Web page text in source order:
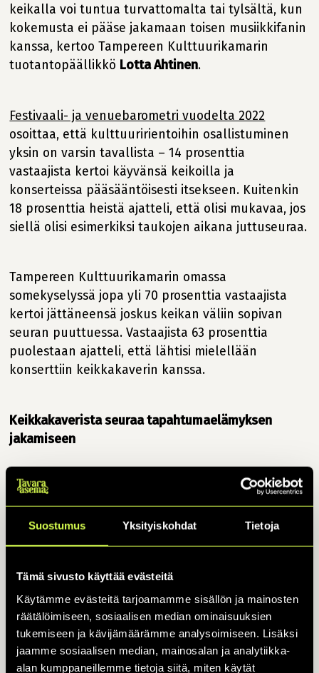
Suostumus Yksityiskohdat Tietoja
Tämä sivusto käyttää evästeitä
Käytämme evästeitä tarjoamamme sisällön ja mainosten
räätälöimiseen, sosiaalisen median ominaisuuksien
tukemiseen ja kävijämäärämme analysoimiseen. Lisäksi
jaamme sosiaalisen median, mainosalan ja analytiikka-
alan kumppaneillemme tietoja siitä, miten käytät
keikalla voi tuntua turvattomalta tai tylsältä, kun
kokemusta ei pääse jakamaan toisen musiikkifanin
kanssa, kertoo Tampereen Kulttuurikamarin
tuotantopäällikkö Lotta Ahtinen.
Festivaali- ja venuebarometri vuodelta 2022
osoittaa, että kulttuuririentoihin osallistuminen
yksin on varsin tavallista – 14 prosenttia
vastaajista kertoi käyvänsä keikoilla ja
konserteissa pääsääntöisesti itsekseen. Kuitenkin
18 prosenttia heistä ajatteli, että olisi mukavaa, jos
siellä olisi esimerkiksi taukojen aikana juttuseuraa.
Tampereen Kulttuurikamarin omassa
somekyselyssä jopa yli 70 prosenttia vastaajista
kertoi jättäneensä joskus keikan väliin sopivan
seuran puuttuessa. Vastaajista 63 prosenttia
puolestaan ajatteli, että lähtisi mielellään
konserttiin keikkakaverin kanssa.
Keikkakaverista seuraa tapahtumaelämyksen
jakamiseen
Käytännössä Keikkakaveri-palvelu toimii näin:
kaverin etsijäksi voi ilmoittautua kuka tahansa
ilmoittautumislomakkeen kautta. Lomakkeella
kannattaa avata ajatuksiaan esimerkiksi siitä,
minkä tyyppiseen tapahtumaan kaipaa seuraa.
Keikkakavereina toimivat vapaaehtoiset henkilöt.
Tehtävä ei vaadi erityistä osaamista, mutta sitä
varten annetaan lyhyt koulutus, jossa käydään